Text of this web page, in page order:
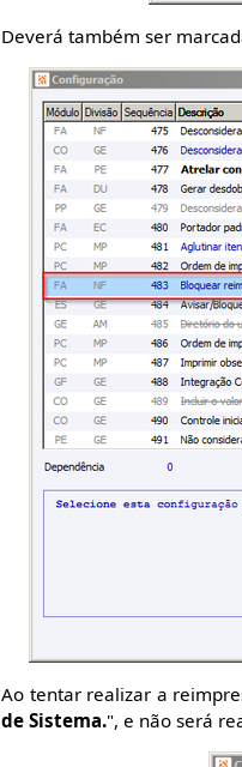
Deverá também ser
Ao tentar realizar a
de Sistema.", e não será